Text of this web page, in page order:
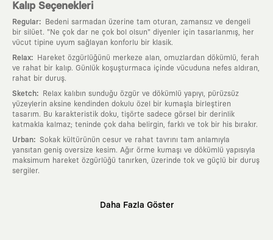
Kalıp Seçenekleri
Regular:
Bedeni sarmadan üzerine tam oturan, zamansız ve dengeli
bir silüet. "Ne çok dar ne çok bol olsun" diyenler için tasarlanmış, her
vücut tipine uyum sağlayan konforlu bir klasik.
Relax:
Hareket özgürlüğünü merkeze alan, omuzlardan dökümlü, ferah
ve rahat bir kalıp. Günlük koşuşturmaca içinde vücuduna nefes aldıran,
rahat bir duruş.
Sketch:
Relax kalıbın sunduğu özgür ve dökümlü yapıyı, pürüzsüz
yüzeylerin aksine kendinden dokulu özel bir kumaşla birleştiren
tasarım. Bu karakteristik doku, tişörte sadece görsel bir derinlik
katmakla kalmaz; teninde çok daha belirgin, farklı ve tok bir his bırakır.
Urban: Sokak kültürünün cesur ve rahat tavrını tam anlamıyla
yansıtan geniş oversize kesim. Ağır örme kumaşı ve dökümlü yapısıyla
maksimum hareket özgürlüğü tanırken, üzerinde tok ve güçlü bir duruş
sergiler.
Daha Fazla Göster